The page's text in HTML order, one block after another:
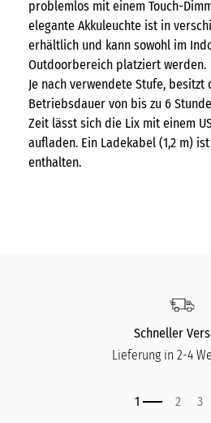
problemlos mit einem Touch-
elegante Akkuleuchte ist in
erhältlich und kann sowohl im
Outdoorbereich platziert werden.
Je nach verwendete Stufe, besitzt
Betriebsdauer von bis zu 6
Zeit lässt sich die Lix mit einem
aufladen. Ein Ladekabel (1,2 m)
enthalten.
Schneller
Lieferung in 2-4